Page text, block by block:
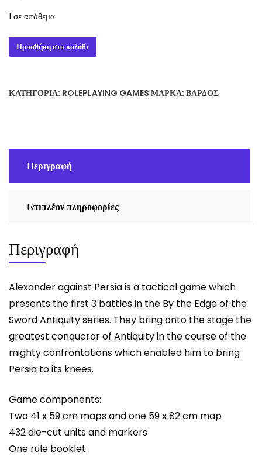
1 σε απόθεμα
Alexander
Against
Προσθήκη στο καλάθι
ΚΑΤΗΓΟΡΊΑ: ROLEPLAYING GAMES ΜΆΡΚΑ: ΒΆΡΔΟΣ
Περιγραφή
Επιπλέον πληροφορίες
Περιγραφή
Alexander against Persia is a tactical game which
presents the first 3 battles in the By the Edge of the
Sword Antiquity series. They bring onto the stage the
greatest conqueror of Antiquity in the course of the
mighty confrontations which enabled him to bring
Persia to its knees.
Game components:
Two 41 x 59 cm maps and one 59 x 82 cm map
432 die-cut units and markers
One rule booklet